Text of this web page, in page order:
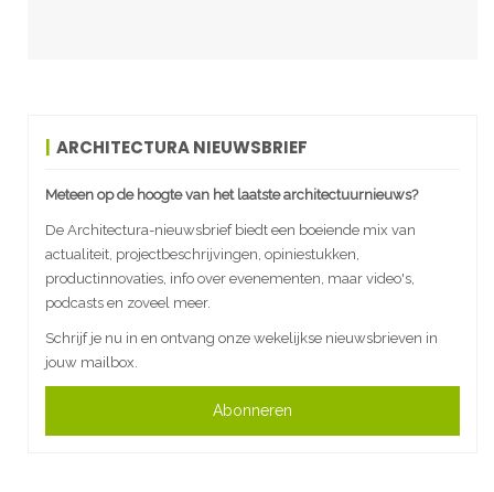
ARCHITECTURA NIEUWSBRIEF
Meteen op de hoogte van het laatste architectuurnieuws?
De Architectura-nieuwsbrief biedt een boeiende mix van
actualiteit, projectbeschrijvingen, opiniestukken,
productinnovaties, info over evenementen, maar video's,
podcasts en zoveel meer.
Schrijf je nu in en ontvang onze wekelijkse nieuwsbrieven in
jouw mailbox.
Abonneren